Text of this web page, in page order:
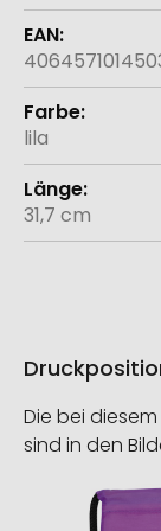
lila
31,7 cm
Die bei
sind in den